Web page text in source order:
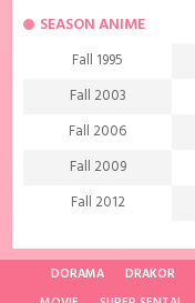
Demons
Drama
Family
Friendship
Harem
Horror
Magic
Mature
SEASON ANIME
Fall 1995
Fall 2003
Fall 2006
Fall 2009
Fall 2012
Fall 2018
DORAMA DRAKOR